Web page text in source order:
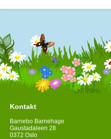
Kontakt
Barnebo Barnehage
Gaustadaleen 28
0372 Oslo